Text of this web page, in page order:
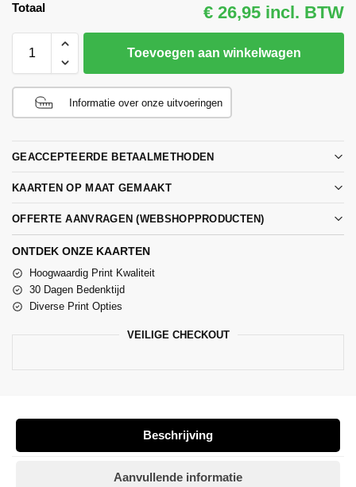
Totaal € 26,95 incl. BTW
Toevoegen aan winkelwagen
Informatie over onze uitvoeringen
GEACCEPTEERDE BETAALMETHODEN
KAARTEN OP MAAT GEMAAKT
OFFERTE AANVRAGEN (WEBSHOPPRODUCTEN)
ONTDEK ONZE KAARTEN
Hoogwaardig Print Kwaliteit
30 Dagen Bedenktijd
Diverse Print Opties
VEILIGE CHECKOUT
Beschrijving
Aanvullende informatie